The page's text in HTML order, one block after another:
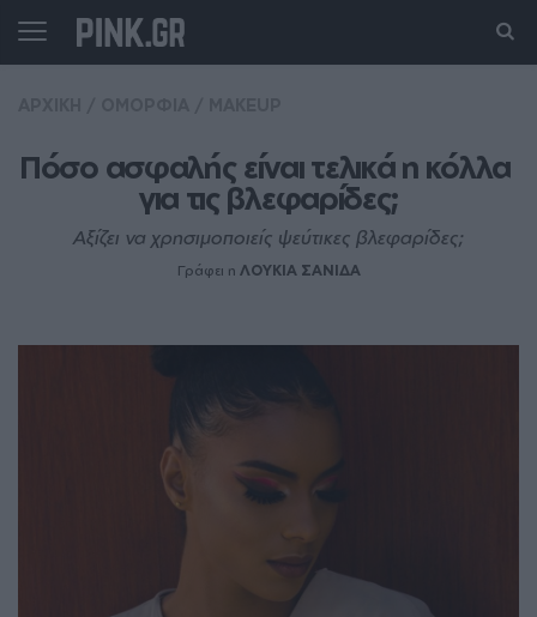
Πόσο ασφαλής είναι τελικά η κόλλα
για τις βλεφαρίδες;
Αξίζει να χρησιμοποιείς ψεύτικες βλεφαρίδες;
Γράφει η ΛΟΥΚΙΑ ΣΑΝΙΔΑ